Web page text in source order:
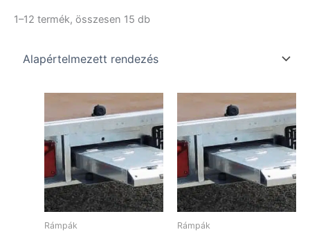
1–12 termék, összesen 15 db
Rámpák Rámpák